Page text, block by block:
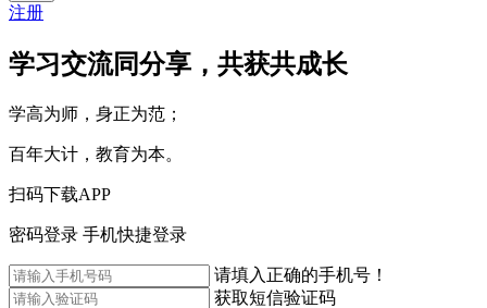
注册
学习交流同分享，共获共成长
学高为师，身正为范；
百年大计，教育为本。
扫码下载APP
密码登录 手机快捷登录
请填入正确的手机号！
获取短信验证码